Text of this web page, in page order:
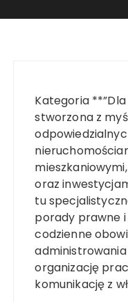
Kategoria
stworzona z
oraz
tu
porady prawne i
codzienne
organizację
komunikację z